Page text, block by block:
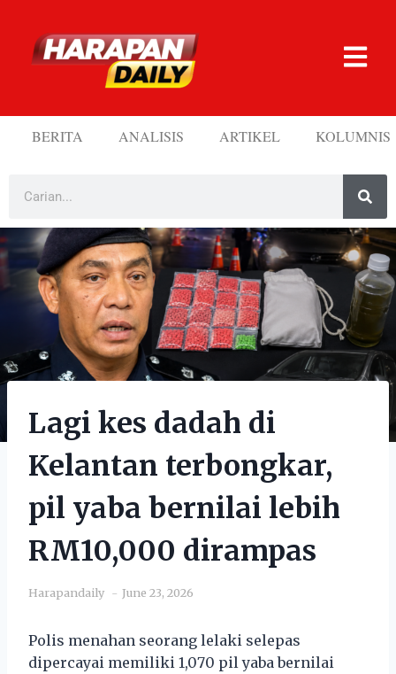
BERITA ANALISIS ARTIKEL KOLUMNIS
Lagi kes dadah di
Kelantan terbongkar,
pil yaba bernilai lebih
RM10,000 dirampas
Harapandaily June 23, 2026
Polis menahan seorang lelaki selepas
dipercayai memiliki 1,070 pil yaba bernilai